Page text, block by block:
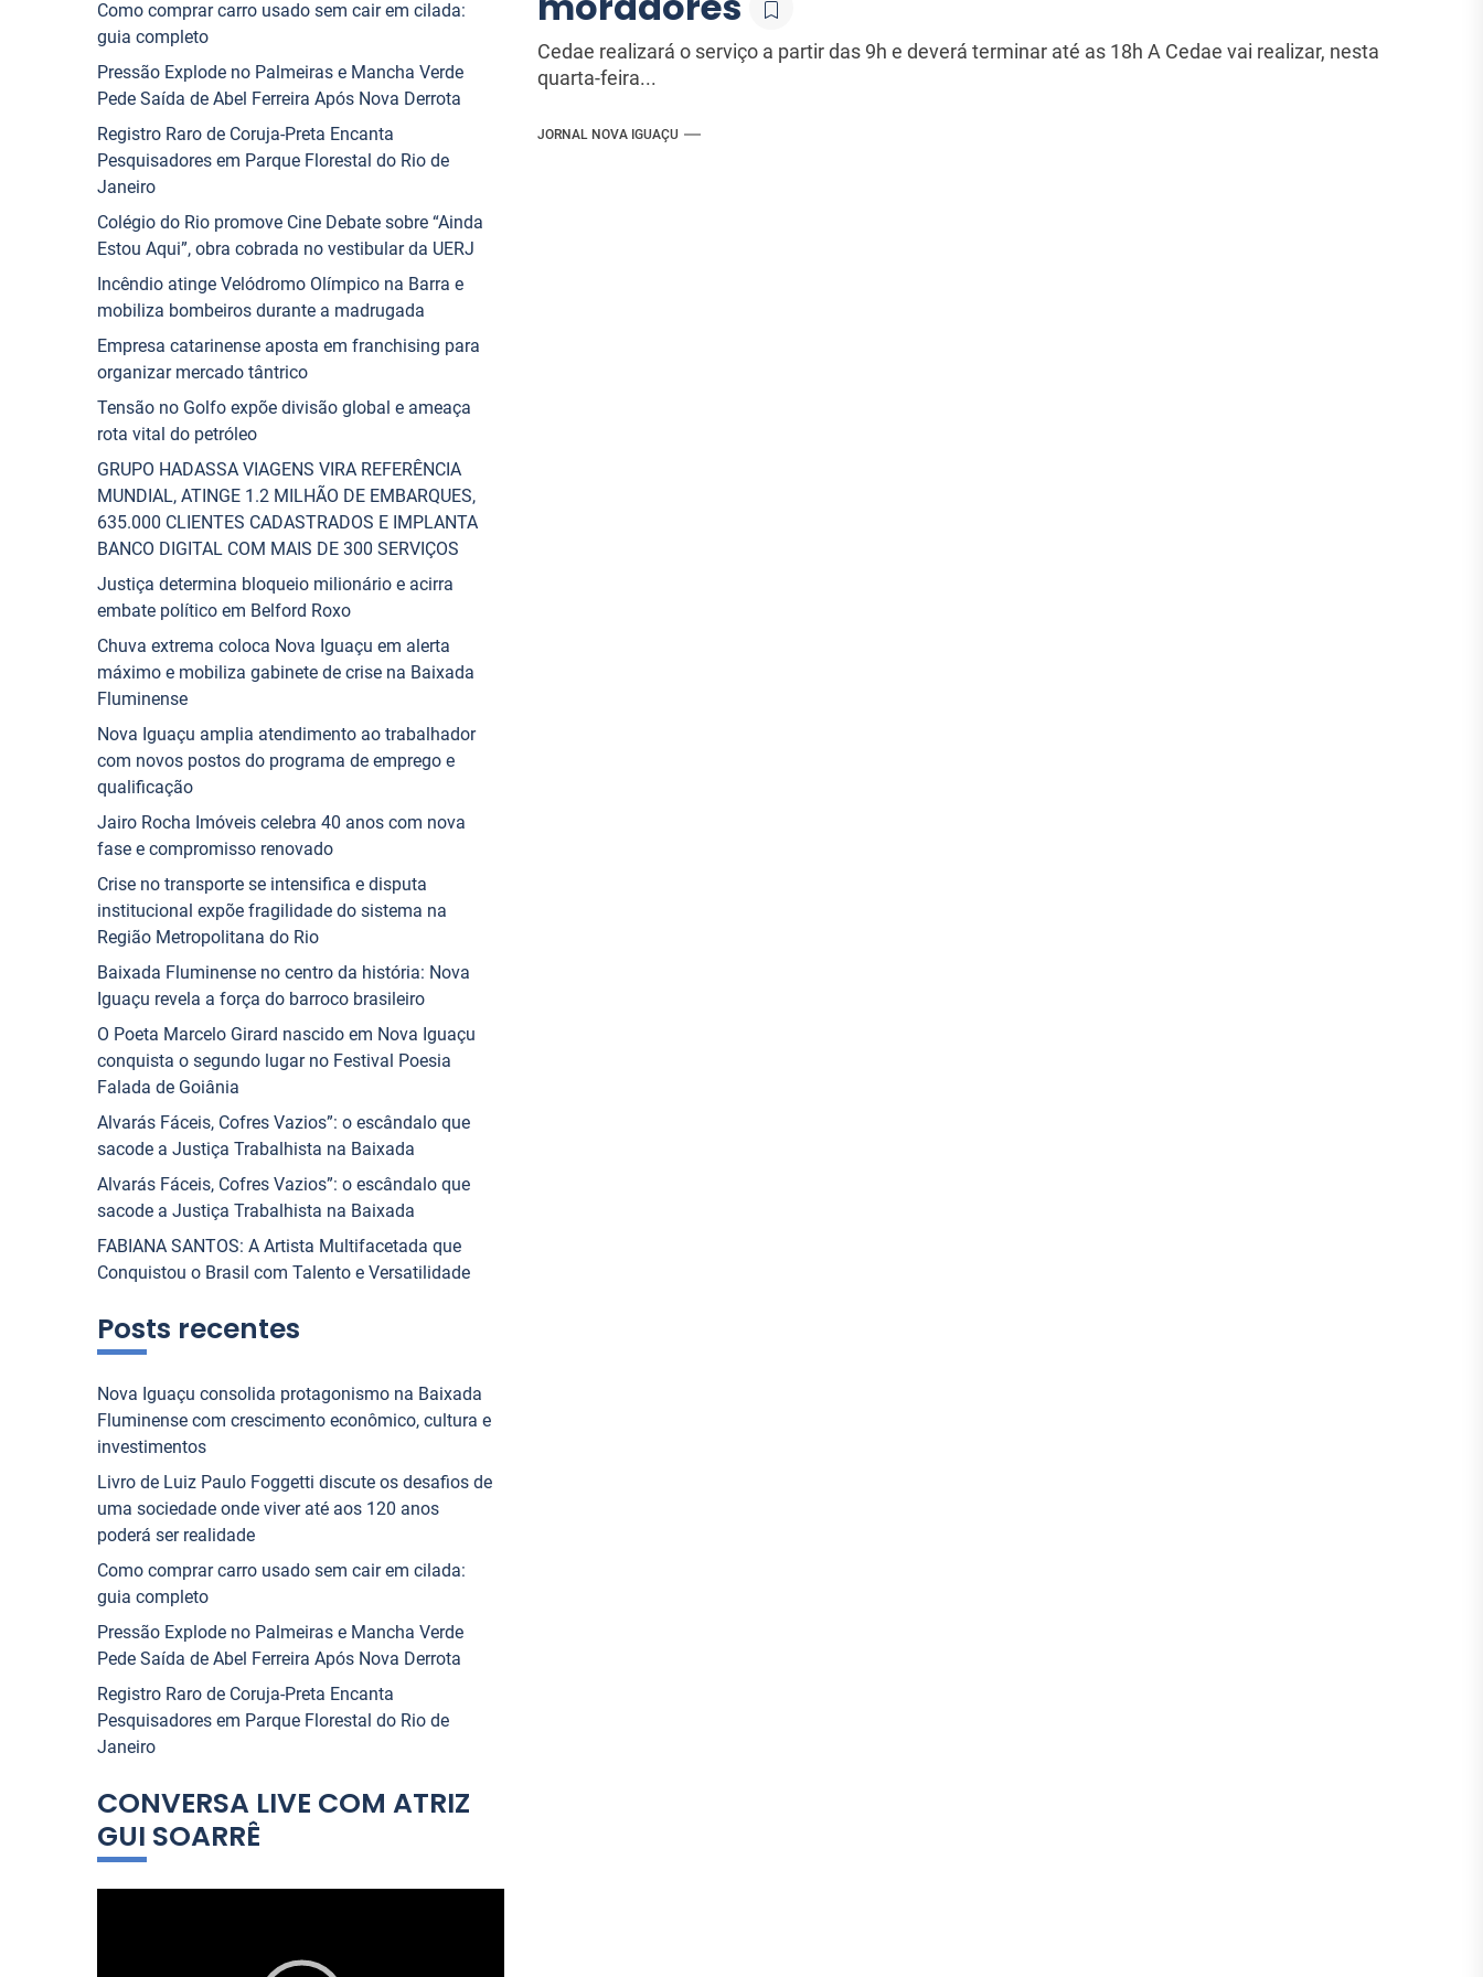
Cedae realizará o serviço a partir das 9h e deverá terminar até as 18h A Cedae vai realizar, nesta
quarta-feira...
JORNAL NOVA IGUAÇU
Como comprar carro usado sem cair em cilada:
guia completo
Pressão Explode no Palmeiras e Mancha Verde
Pede Saída de Abel Ferreira Após Nova Derrota
Registro Raro de Coruja-Preta Encanta
Pesquisadores em Parque Florestal do Rio de
Janeiro
Colégio do Rio promove Cine Debate sobre “Ainda
Estou Aqui”, obra cobrada no vestibular da UERJ
Incêndio atinge Velódromo Olímpico na Barra e
mobiliza bombeiros durante a madrugada
Empresa catarinense aposta em franchising para
organizar mercado tântrico
Tensão no Golfo expõe divisão global e ameaça
rota vital do petróleo
GRUPO HADASSA VIAGENS VIRA REFERÊNCIA
MUNDIAL, ATINGE 1.2 MILHÃO DE EMBARQUES,
635.000 CLIENTES CADASTRADOS E IMPLANTA
BANCO DIGITAL COM MAIS DE 300 SERVIÇOS
Justiça determina bloqueio milionário e acirra
embate político em Belford Roxo
Chuva extrema coloca Nova Iguaçu em alerta
máximo e mobiliza gabinete de crise na Baixada
Fluminense
Nova Iguaçu amplia atendimento ao trabalhador
com novos postos do programa de emprego e
qualificação
Jairo Rocha Imóveis celebra 40 anos com nova
fase e compromisso renovado
Crise no transporte se intensifica e disputa
institucional expõe fragilidade do sistema na
Região Metropolitana do Rio
Baixada Fluminense no centro da história: Nova
Iguaçu revela a força do barroco brasileiro
O Poeta Marcelo Girard nascido em Nova Iguaçu
conquista o segundo lugar no Festival Poesia
Falada de Goiânia
Alvarás Fáceis, Cofres Vazios”: o escândalo que
sacode a Justiça Trabalhista na Baixada
Alvarás Fáceis, Cofres Vazios”: o escândalo que
sacode a Justiça Trabalhista na Baixada
FABIANA SANTOS: A Artista Multifacetada que
Conquistou o Brasil com Talento e Versatilidade
Posts recentes
Nova Iguaçu consolida protagonismo na Baixada
Fluminense com crescimento econômico, cultura e
investimentos
Livro de Luiz Paulo Foggetti discute os desafios de
uma sociedade onde viver até aos 120 anos
poderá ser realidade
Como comprar carro usado sem cair em cilada:
guia completo
Pressão Explode no Palmeiras e Mancha Verde
Pede Saída de Abel Ferreira Após Nova Derrota
Registro Raro de Coruja-Preta Encanta
Pesquisadores em Parque Florestal do Rio de
Janeiro
CONVERSA LIVE COM ATRIZ
GUI SOARRÊ